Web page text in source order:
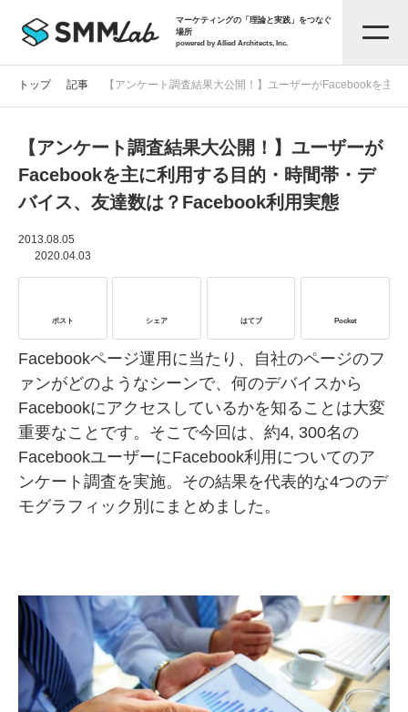
マーケティングの「理論と実践」をつなぐ
場所
powered by Allied Architects, Inc.
記事一覧
タグから探す
お役立ち資料
サービス資料
SMMLabについて
トップ 記事 【アンケート調査結果大公開！】ユーザーがFacebookを主
【アンケート調査結果大公開！】ユーザーが
Facebookを主に利用する目的・時間帯・デ
バイス、友達数は？Facebook利用実態
2013.08.05
2020.04.03
ポスト シェア はてブ Pocket
Facebookページ運用に当たり、自社のページのフ
ァンがどのようなシーンで、何のデバイスから
Facebookにアクセスしているかを知ることは大変
重要なことです。そこで今回は、約4, 300名の
FacebookユーザーにFacebook利用についてのア
ンケート調査を実施。その結果を代表的な4つのデ
モグラフィック別にまとめました。